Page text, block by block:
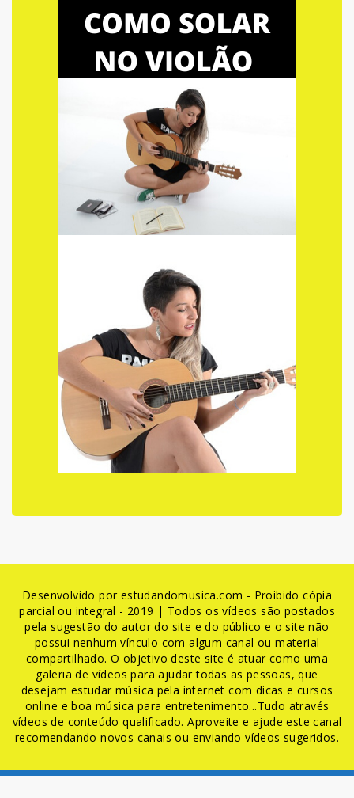
Desenvolvido por estudandomusica.com - Proibido cópia
parcial ou integral - 2019 | Todos os vídeos são postados
pela sugestão do autor do site e do público e o site não
possui nenhum vínculo com algum canal ou material
compartilhado. O objetivo deste site é atuar como uma
galeria de vídeos para ajudar todas as pessoas, que
desejam estudar música pela internet com dicas e cursos
online e boa música para entretenimento...Tudo através
vídeos de conteúdo qualificado. Aproveite e ajude este canal
recomendando novos canais ou enviando vídeos sugeridos.